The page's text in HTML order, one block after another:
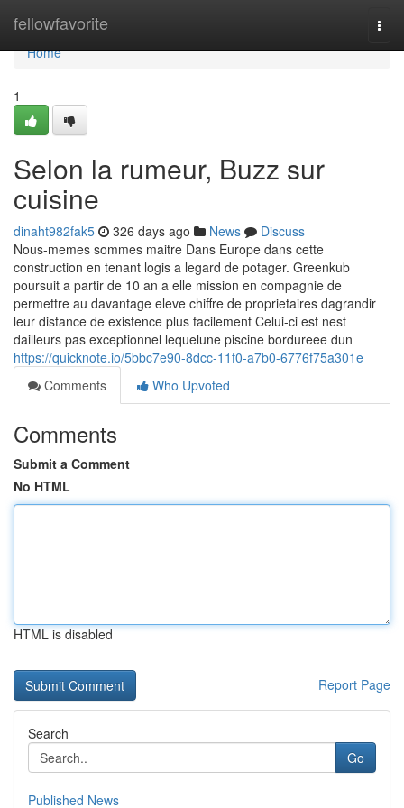
fellowfavorite
Home
Home
1
Selon la rumeur, Buzz sur
cuisine
dinaht982fak5 326 days ago News
Discuss
Nous-memes sommes maitre Dans Europe dans cette
construction en tenant logis a legard de potager. Greenkub
poursuit a partir de 10 an a elle mission en compagnie de
permettre au davantage eleve chiffre de proprietaires dagrandir
leur distance de existence plus facilement Celui-ci est nest
dailleurs pas exceptionnel lequelune piscine bordureee dun
https://quicknote.io/5bbc7e90-8dcc-11f0-a7b0-6776f75a301e
Comments
Who Upvoted
Comments
Submit a Comment
No HTML
HTML is disabled
Report Page
Search
Go
Published News